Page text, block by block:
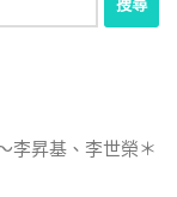
李昇基、李世榮＊